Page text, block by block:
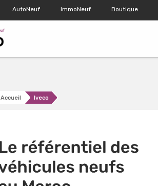
AutoNeuf ImmoNeuf Boutique
Accueil Iveco